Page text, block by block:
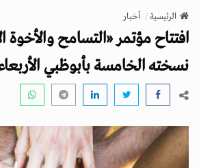
v
g
a
n
الرئيسية أخبار
افتتاح مؤتمر «التسامح والأخوة
نسخته الخامسة بأبوظبي